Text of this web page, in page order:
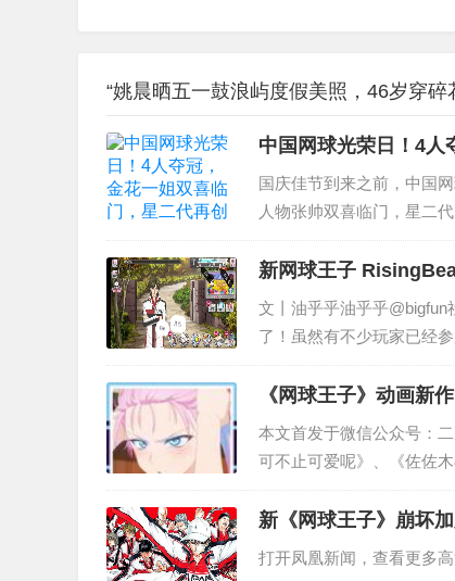
“姚晨晒五一鼓浪屿度假美照，46岁穿
中国网球光荣日！4人
国庆佳节到来之前，中国
人物张帅双喜临门，星二
希望。 张帅本赛季变身劳...
新网球王子
文丨油乎乎油乎乎@bigfun
了！虽然有不少玩家已经
小伙伴是第一次参与测试
开测...
《网球王子》动画新
觉、新登场角色公开！
本文首发于微信公众号：
可不止可爱呢》、《佐佐
新《网球王子》崩坏
打开凤凰新闻，查看更多